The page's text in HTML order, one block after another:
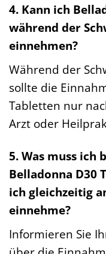
4. Kann ich
während der
einnehmen?
Während der
sollte die
Tabletten nur
Arzt oder
5. Was muss ich
Belladonna D30
ich gleichzeitig
einnehme?
Informieren Sie